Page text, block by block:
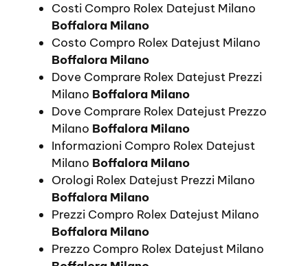
Costi Compro Rolex Datejust Milano
Boffalora Milano
Costo Compro Rolex Datejust Milano
Boffalora Milano
Dove Comprare Rolex Datejust Prezzi
Milano Boffalora Milano
Dove Comprare Rolex Datejust Prezzo
Milano Boffalora Milano
Informazioni Compro Rolex Datejust
Milano Boffalora Milano
Orologi Rolex Datejust Prezzi Milano
Boffalora Milano
Prezzi Compro Rolex Datejust Milano
Boffalora Milano
Prezzo Compro Rolex Datejust Milano